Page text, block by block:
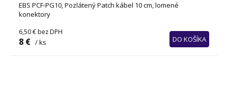
EBS PCF-PG10, Pozlátený Patch kábel 10 cm, lomené
konektory
6,50 € bez DPH
8 € / ks DO KOŠÍKA